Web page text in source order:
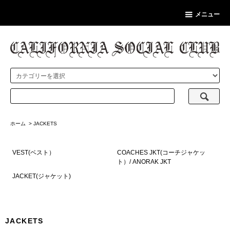
メニュー
ホーム > JACKETS
VEST(ベスト）
COACHES JKT(コーチジャケッ
ト）/ ANORAK JKT
JACKET(ジャケット)
JACKETS